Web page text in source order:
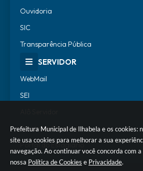
Prefeitura Municipal de Ilhabela e os cookies:
site usa cookies para melhorar a sua
navegação. Ao continuar você concorda com a
nossa Política de Cookies e Privacidade.
Ouvidoria
SIC
Transparência Pública
SERVIDOR
WebMail
SEI
Escola de Governo
Portal do Estagiário